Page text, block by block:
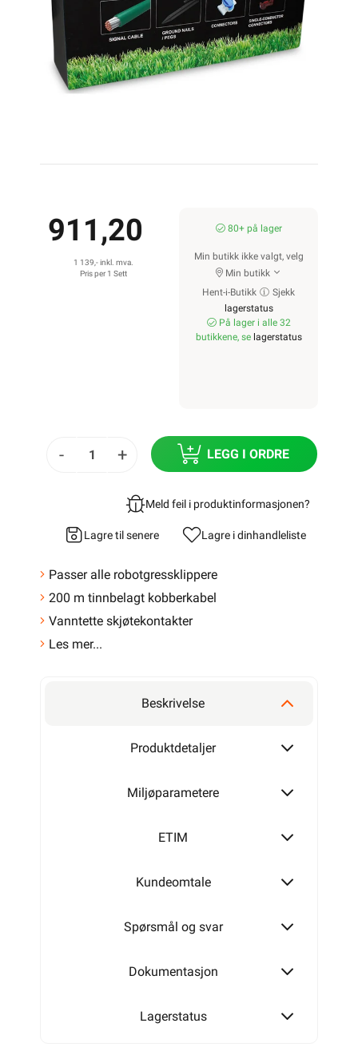
911,20
1 139,- inkl. mva.
Pris per 1 Sett
80+ på lager
Min butikk ikke valgt, velg
Min butikk
Hent-i-Butikk
Sjekk
lagerstatus
På lager i alle 32
butikkene, se lagerstatus
- + LEGG I ORDRE
Meld feil i produktinformasjonen?
Lagre til senere Lagre i dinhandleliste
Passer alle robotgressklippere
200 m tinnbelagt kobberkabel
Vanntette skjøtekontakter
Les mer...
Beskrivelse
Produktdetaljer
Miljøparametere
ETIM
Kundeomtale
Spørsmål og svar
Dokumentasjon
Lagerstatus